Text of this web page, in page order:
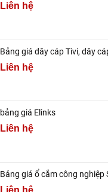
Liên hệ
Bảng giá dây cáp Tivi, dây
Liên hệ
bảng giá Elinks
Liên hệ
Bảng giá ổ cắm công nghiệp
Liên hệ